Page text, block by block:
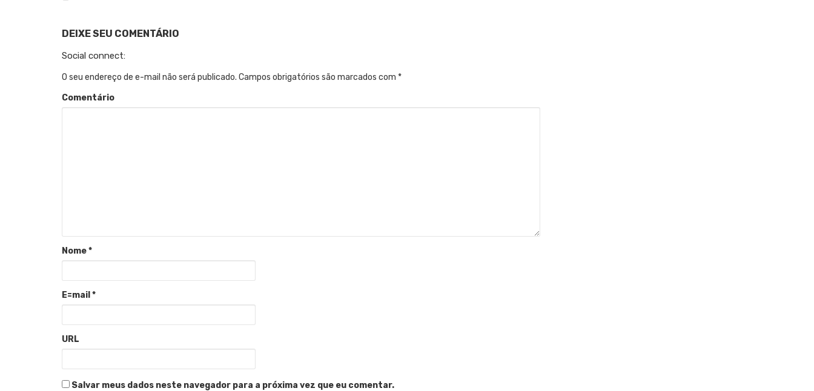
DEIXE SEU COMENTÁRIO
Social connect:
O seu endereço de e-mail não será publicado. Campos obrigatórios são marcados com *
Comentário
Nome*
E=mail *
URL
Salvar meus dados neste navegador para a próxima vez que eu comentar.